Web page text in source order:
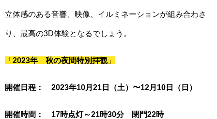
立体感のある音響、映像、イルミネーションが組み合わさ
り、最高の3D体験となるでしょう。
「 2023年 秋の夜間特別拝観 」
開催日程： 2023年10月21日（土）〜12月10日（日）
開催時間： 17時点灯～21時30分 閉門22時